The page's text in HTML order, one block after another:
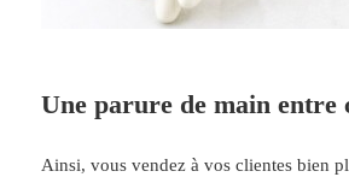
Une parure de main entre
Ainsi, vous vendez à vos clientes bien